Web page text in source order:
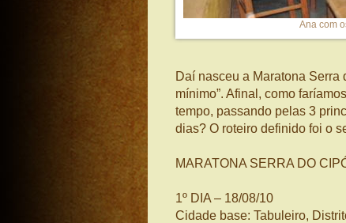
Ana com
Daí nasceu a Maratona Serra
mínimo”. Afinal, como
tempo, passando pelas 3
dias? O roteiro definido foi o
MARATONA SERRA DO
1º DIA – 18/08/10
Cidade base: Tabuleiro,